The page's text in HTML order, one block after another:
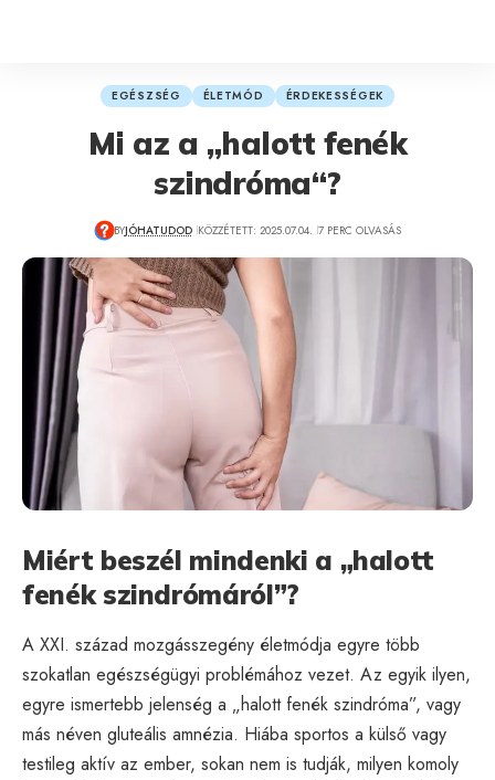
EGÉSZSÉG ÉLETMÓD ÉRDEKESSÉGEK
Mi az a „halott fenék
szindróma“?
BYJÓHATUDOD KÖZZÉTETT: 2025.07.04. 7 PERC OLVASÁS
Miért beszél mindenki a „halott
fenék szindrómáról”?
A XXI. század mozgásszegény életmódja egyre több
szokatlan egészségügyi problémához vezet. Az egyik ilyen,
egyre ismertebb jelenség a „halott fenék szindróma”, vagy
más néven gluteális amnézia. Hiába sportos a külső vagy
testileg aktív az ember, sokan nem is tudják, milyen komoly